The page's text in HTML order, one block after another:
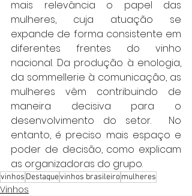
mais relevância o papel das
mulheres, cuja atuação se
expande de forma consistente em
diferentes frentes do vinho
nacional. Da produção à enologia,
da sommellerie à comunicação, as
mulheres vêm contribuindo de
maneira decisiva para o
desenvolvimento do setor.  No
entanto, é preciso mais espaço e
poder de decisão, como explicam
as organizadoras do grupo.
vinhos Destaquevinhos brasileiromulheres
Vinhos